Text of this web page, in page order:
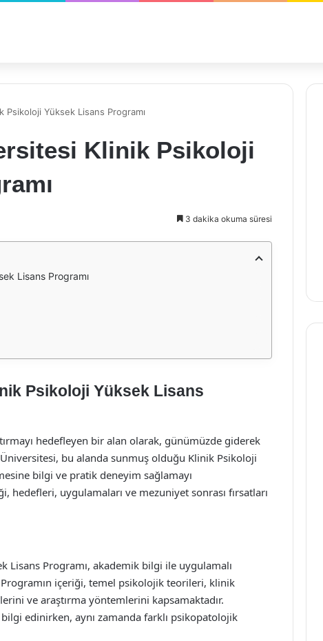
Yüksek Lisans Programı
Klinik Psikoloji
3 dakika okuma süresi
Lisans Programı
Psikoloji Yüksek Lisans
hedefleyen bir alan olarak, günümüzde giderek
bu alanda sunmuş olduğu Klinik Psikoloji
bilgi ve pratik deneyim sağlamayı
hedefleri, uygulamaları ve mezuniyet sonrası fırsatları
Lisans Programı, akademik bilgi ile uygulamalı
içeriği, temel psikolojik teorileri, klinik
ve araştırma yöntemlerini kapsamaktadır.
edinirken, aynı zamanda farklı psikopatolojik